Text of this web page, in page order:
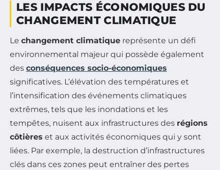
LES IMPACTS ÉCONOMIQUES DU
CHANGEMENT CLIMATIQUE
Le changement climatique représente un défi
environnemental majeur qui possède également
des conséquences socio-économiques
significatives. L’élévation des températures et
l’intensification des événements climatiques
extrêmes, tels que les inondations et les
tempêtes, nuisent aux infrastructures des régions
côtières et aux activités économiques qui y sont
liées. Par exemple, la destruction d’infrastructures
clés dans ces zones peut entraîner des pertes